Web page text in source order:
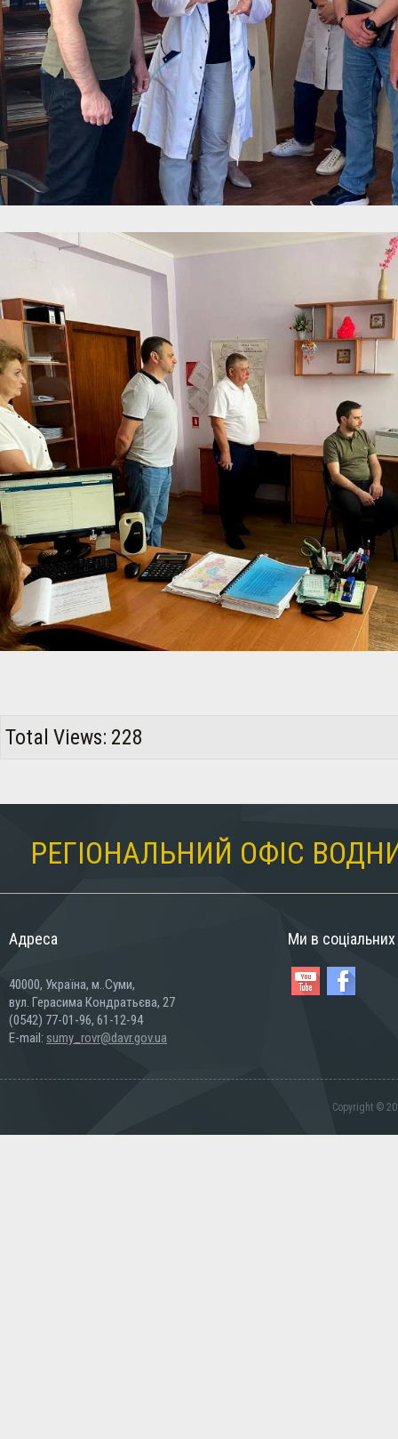
Total Views: 228
РЕГІОНАЛЬНИЙ ОФІС
Адреса
40000, Україна, м..Суми,
вул. Герасима Кондратьєва, 27
(0542) 77-01-96, 61-12-94
E-mail: sumy_rovr@davr.gov.ua
Ми в
Copyright ©